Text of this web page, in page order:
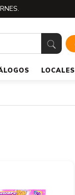
LOCALES